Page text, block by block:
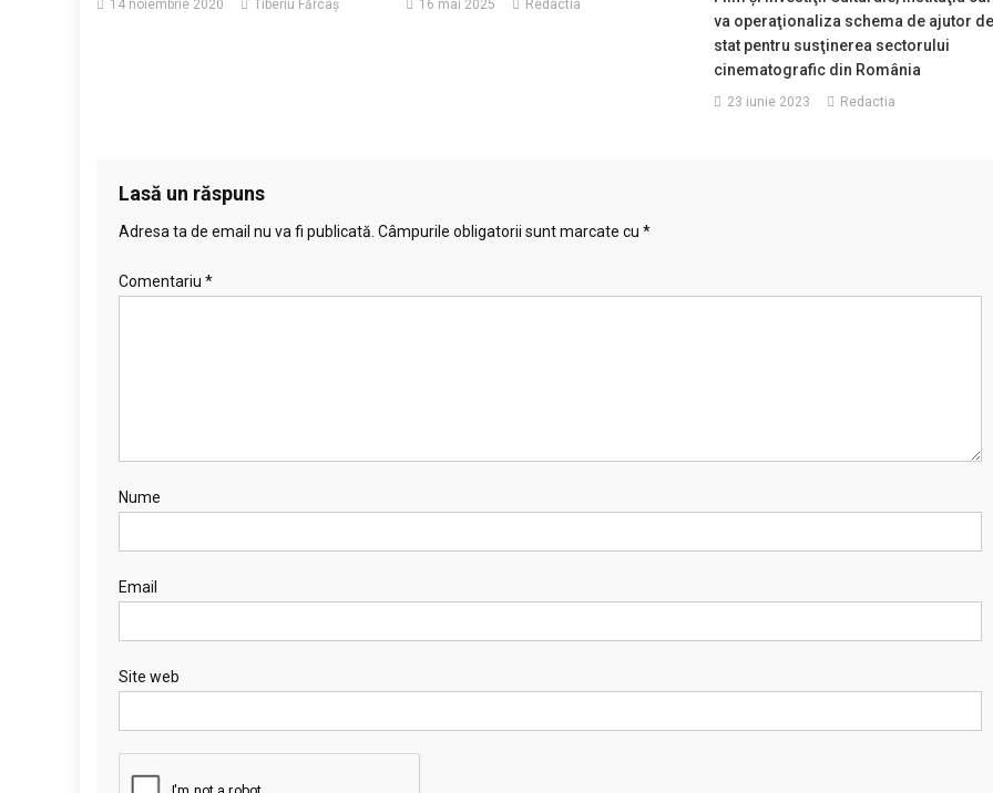
14 noiembrie 2020 Tiberiu Fărcaş 16 mai 2025 Redactia
va operaţionaliza schema de ajutor
stat pentru susţinerea sectorului
cinematografic din România
23 iunie 2023 Redactia
Lasă un răspuns
Adresa ta de email nu va fi publicată. Câmpurile obligatorii sunt marcate cu *
Comentariu *
Nume
Email
Site web